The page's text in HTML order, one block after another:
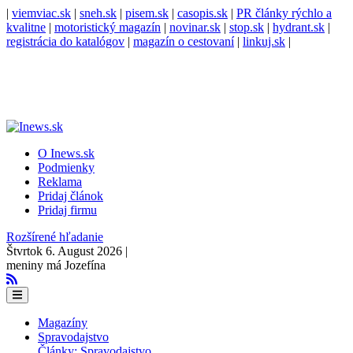
| viemviac.sk | sneh.sk | pisem.sk | casopis.sk | PR články rýchlo a
kvalitne | motoristický magazín | novinar.sk | stop.sk | hydrant.sk |
registrácia do katalógov | magazín o cestovaní| linkuj.sk |
O Inews.sk
Podmienky
Reklama
Pridaj článok
Pridaj firmu
Rozšírené hľadanie
Štvrtok 6. August 2026 |
meniny má Jozefína
Magazíny
Spravodajstvo